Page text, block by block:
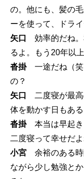
の。他にも、髪の
ーを使って、ドラ
矢口 効率的だね
るよ。もう20年以
沓掛 一途だね（
の？
矢口
二度寝が最
体を動かす日もある
沓掛 本当は早起
二度寝って幸せだよ
小宮 余裕のある
ながら少し勉強と